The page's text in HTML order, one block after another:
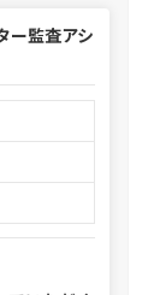
ー監査アシ